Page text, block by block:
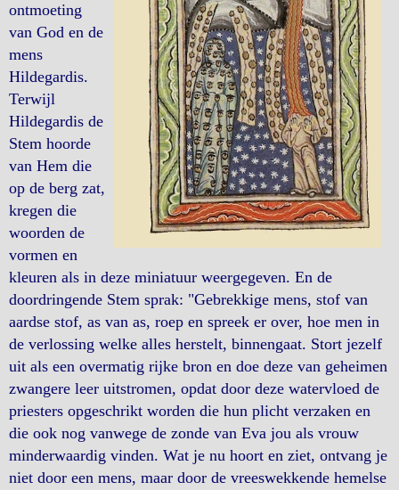
ontmoeting
van God en de
mens
Hildegardis.
Terwijl
Hildegardis de
Stem hoorde
van Hem die
op de berg zat,
kregen die
woorden de
vormen en
kleuren als in deze miniatuur weergegeven. En de
doordringende Stem sprak: "Gebrekkige mens, stof van
aardse stof, as van as, roep en spreek er over, hoe men in
de verlossing welke alles herstelt, binnengaat. Stort jezelf
uit als een overmatig rijke bron en doe deze van geheimen
zwangere leer uitstromen, opdat door deze watervloed de
priesters opgeschrikt worden die hun plicht verzaken en
die ook nog vanwege de zonde van Eva jou als vrouw
minderwaardig vinden. Wat je nu hoort en ziet, ontvang je
niet door een mens, maar door de vreeswekkende hemelse